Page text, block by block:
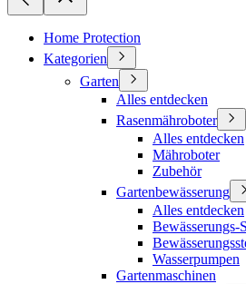
Home Protection
Kategorien
Garten
Alles entdecken
Rasenmähroboter
Alles entdecken
Mähroboter
Zubehör
Gartenbewässerung
Alles entdecken
Bewässerungs-
Wasserpumpen
Gartenmaschinen